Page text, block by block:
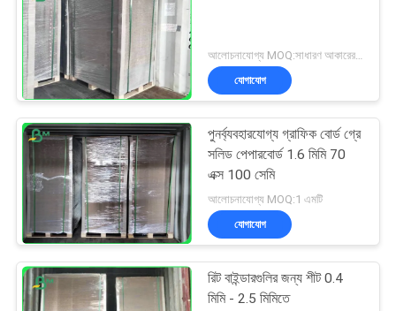
যোগাযোগ
পুনর্ব্যবহারযোগ্য গ্রাফিক বোর্ড গ্রে
সলিড পেপারবোর্ড 1.6 মিমি 70
এক্স 100 সেমি
আলোচনাযোগ্য MOQ:1 এমটি
যোগাযোগ
রিট বাইন্ডারগুলির জন্য শীট 0.4
মিমি - 2.5 মিমিতে